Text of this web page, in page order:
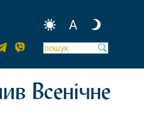
A
Всенічне